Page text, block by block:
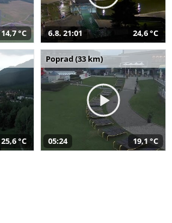
14,7 °C 6.8. 21:01 24,6 °C
25,6 °C
Poprad (33 km)
05:24 19,1 °C